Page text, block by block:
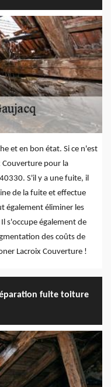
et en bon état. Si ce n'est
Couverture pour la
S'il y a une fuite, il
de la fuite et effectue
également éliminer les
s'occupe également de
des coûts de
Lacroix Couverture !
fuite toiture